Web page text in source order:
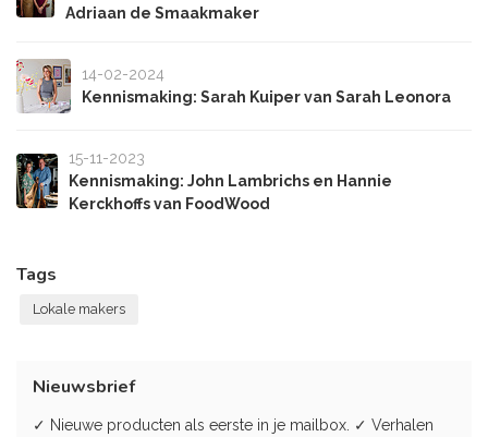
Adriaan de Smaakmaker
14-02-2024
Kennismaking: Sarah Kuiper van Sarah Leonora
15-11-2023
Kennismaking: John Lambrichs en Hannie
Kerckhoffs van FoodWood
Tags
Lokale makers
Nieuwsbrief
✓ Nieuwe producten als eerste in je mailbox. ✓ Verhalen